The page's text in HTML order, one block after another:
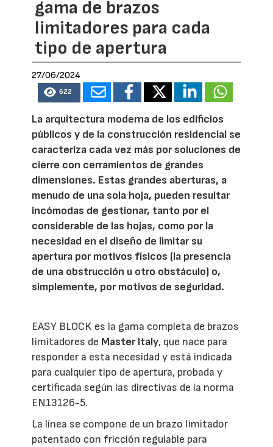
gama de brazos
limitadores para cada
tipo de apertura
27/06/2024
622
La arquitectura moderna de los edificios
públicos y de la construcción residencial se
caracteriza cada vez más por soluciones de
cierre con cerramientos de grandes
dimensiones. Estas grandes aberturas, a
menudo de una sola hoja, pueden resultar
incómodas de gestionar, tanto por el
considerable de las hojas, como por la
necesidad en el diseño de limitar su
apertura por motivos físicos (la presencia
de una obstrucción u otro obstáculo) o,
simplemente, por motivos de seguridad.
EASY BLOCK es la gama completa de brazos
limitadores de Master Italy, que nace para
responder a esta necesidad y está indicada
para cualquier tipo de apertura, probada y
certificada según las directivas de la norma
EN13126-5.
La línea se compone de un brazo limitador
patentado con fricción regulable para